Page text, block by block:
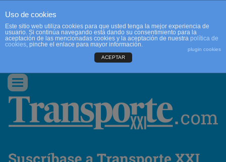
CONTACTO
Conmutar
navegación
Uso de cookies
Este sitio web utiliza cookies para que usted tenga la mejor experiencia de
usuario. Si continúa navegando está dando su consentimiento para la
aceptación de las mencionadas cookies y la aceptación de nuestra política de
cookies, pinche el enlace para mayor información.
plugin cookies
ACEPTAR